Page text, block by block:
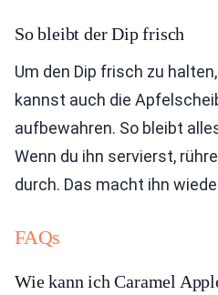
So bleibt der Dip frisch
Um den Dip frisch zu
kannst auch die
aufbewahren. So bleibt
Wenn du ihn servierst,
durch. Das macht ihn
FAQs
Wie kann ich Caramel